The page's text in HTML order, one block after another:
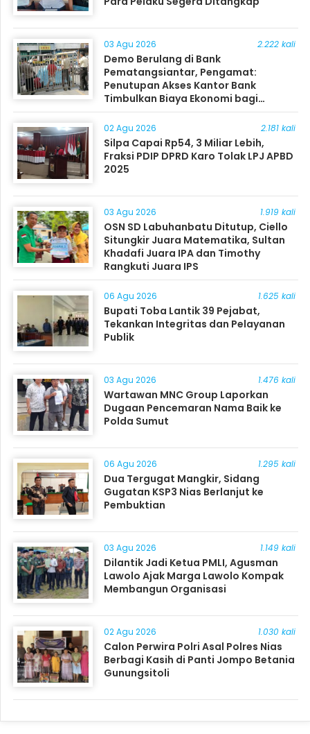
03 Agu 2026 2.222 kali
Demo Berulang di Bank
Pematangsiantar, Pengamat:
Penutupan Akses Kantor Bank
Timbulkan Biaya Ekonomi bagi
Masyarakat
02 Agu 2026 2.181 kali
Silpa Capai Rp54, 3 Miliar Lebih,
Fraksi PDIP DPRD Karo Tolak LPJ APBD
2025
03 Agu 2026 1.919 kali
OSN SD Labuhanbatu Ditutup, Ciello
Situngkir Juara Matematika, Sultan
Khadafi Juara IPA dan Timothy
Rangkuti Juara IPS
06 Agu 2026 1.625 kali
Bupati Toba Lantik 39 Pejabat,
Tekankan Integritas dan Pelayanan
Publik
03 Agu 2026 1.476 kali
Wartawan MNC Group Laporkan
Dugaan Pencemaran Nama Baik ke
Polda Sumut
06 Agu 2026 1.295 kali
Dua Tergugat Mangkir, Sidang
Gugatan KSP3 Nias Berlanjut ke
Pembuktian
03 Agu 2026 1.149 kali
Dilantik Jadi Ketua PMLI, Agusman
Lawolo Ajak Marga Lawolo Kompak
Membangun Organisasi
02 Agu 2026 1.030 kali
Calon Perwira Polri Asal Polres Nias
Berbagi Kasih di Panti Jompo Betania
Gunungsitoli